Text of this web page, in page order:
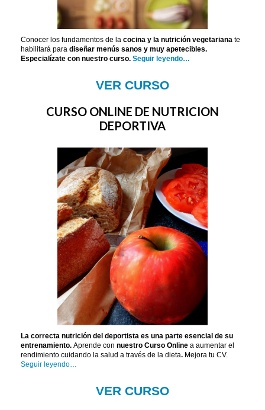
Conocer los fundamentos de la cocina y la nutrición vegetariana te
habilitará para diseñar menús sanos y muy apetecibles.
Especialízate con nuestro curso. Seguir leyendo…
VER CURSO
CURSO ONLINE DE NUTRICION
DEPORTIVA
La correcta nutrición del deportista es una parte esencial de su
entrenamiento. Aprende con nuestro Curso Online a aumentar el
rendimiento cuidando la salud a través de la dieta. Mejora tu CV.
Seguir leyendo…
VER CURSO